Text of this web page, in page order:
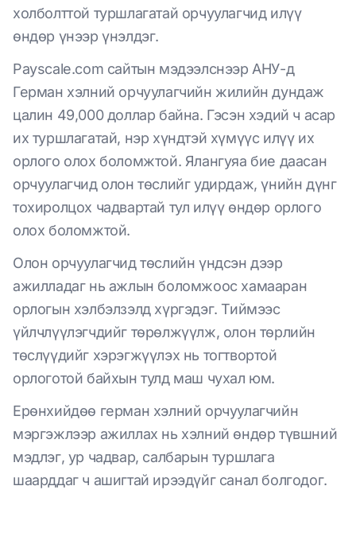
холболттой туршлагатай орчуулагчид илүү
өндөр үнээр үнэлдэг.
Payscale.com сайтын мэдээлснээр АНУ-д
Герман хэлний орчуулагчийн жилийн дундаж
цалин 49,000 доллар байна. Гэсэн хэдий ч асар
их туршлагатай, нэр хүндтэй хүмүүс илүү их
орлого олох боломжтой. Ялангуяа бие даасан
орчуулагчид олон төслийг удирдаж, үнийн дүнг
тохиролцох чадвартай тул илүү өндөр орлого
олох боломжтой.
Олон орчуулагчид төслийн үндсэн дээр
ажилладаг нь ажлын боломжоос хамааран
орлогын хэлбэлзэлд хүргэдэг. Тиймээс
үйлчлүүлэгчдийг төрөлжүүлж, олон төрлийн
төслүүдийг хэрэгжүүлэх нь тогтвортой
орлоготой байхын тулд маш чухал юм.
Ерөнхийдөө герман хэлний орчуулагчийн
мэргэжлээр ажиллах нь хэлний өндөр түвшний
мэдлэг, ур чадвар, салбарын туршлага
шаарддаг ч ашигтай ирээдүйг санал болгодог.